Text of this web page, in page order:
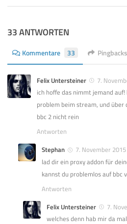
33 ANTWORTEN
Kommentare 33 Pingbacks
Felix Untersteiner
7.
ich hoffe das nimmt jemand
problem beim stream, und über
bbc 2 nicht rein
Antworten
Stephan
7. November
lad dir ein proxy addon für
kannst du problemlos auf bbc
Antworten
Felix Untersteiner
7.
welches denn hab mir da